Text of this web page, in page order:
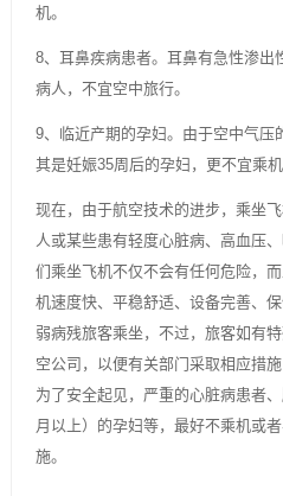
机。
8、耳鼻疾病患者。耳鼻有急性渗出
病人，不宜空中旅行。
9、临近产期的孕妇。由于空中气压
其是妊娠35周后的孕妇，更不宜乘机
现在，由于航空技术的进步，乘坐
人或某些患有轻度心脏病、高血压
们乘坐飞机不仅不会有任何危险，
机速度快、平稳舒适、设备完善、
弱病残旅客乘坐，不过，旅客如有
空公司，以便有关部门采取相应措
为了安全起见，严重的心脏病患者
月以上）的孕妇等，最好不乘机或
施。